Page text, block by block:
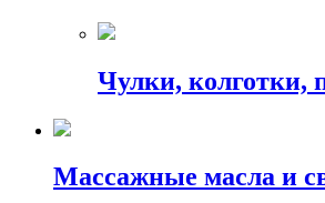
Чулки, колготки,
Массажные масла и